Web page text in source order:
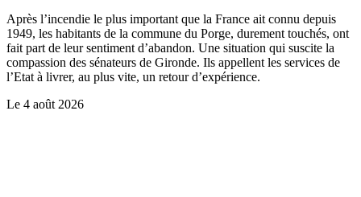
Après l’incendie le plus important que la France ait connu depuis
1949, les habitants de la commune du Porge, durement touchés, ont
fait part de leur sentiment d’abandon. Une situation qui suscite la
compassion des sénateurs de Gironde. Ils appellent les services de
l’Etat à livrer, au plus vite, un retour d’expérience.
Le 4 août 2026